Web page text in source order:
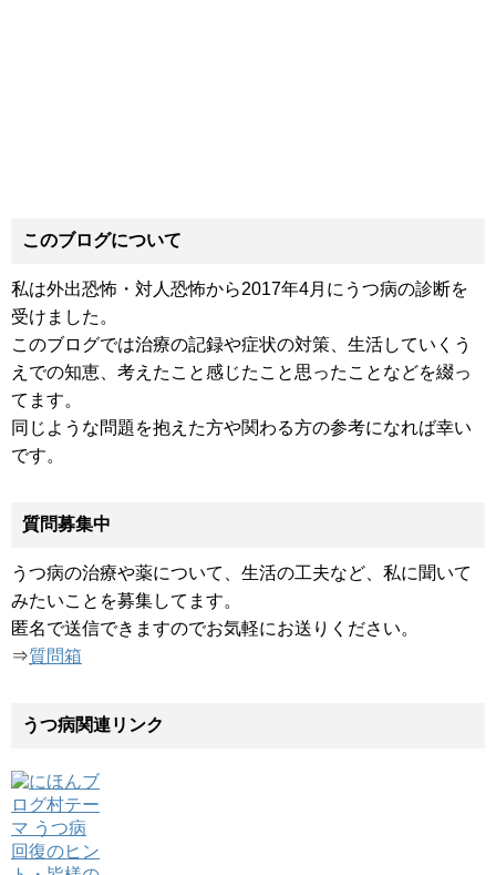
このブログについて
私は外出恐怖・対人恐怖から2017年4月にうつ病の診断を
受けました。
このブログでは治療の記録や症状の対策、生活していくう
えでの知恵、考えたこと感じたこと思ったことなどを綴っ
てます。
同じような問題を抱えた方や関わる方の参考になれば幸い
です。
質問募集中
うつ病の治療や薬について、生活の工夫など、私に聞いて
みたいことを募集してます。
匿名で送信できますのでお気軽にお送りください。
⇒質問箱
うつ病関連リンク